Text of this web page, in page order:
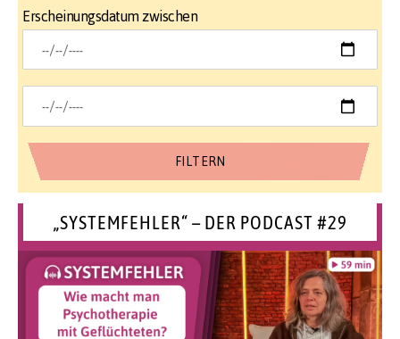
Erscheinungsdatum zwischen
„SYSTEMFEHLER“ – DER PODCAST #29